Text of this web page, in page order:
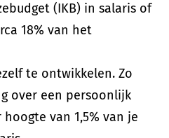
(IKB) in salaris of
18% van het
te ontwikkelen. Zo
over een persoonlijk
van 1,5% van je